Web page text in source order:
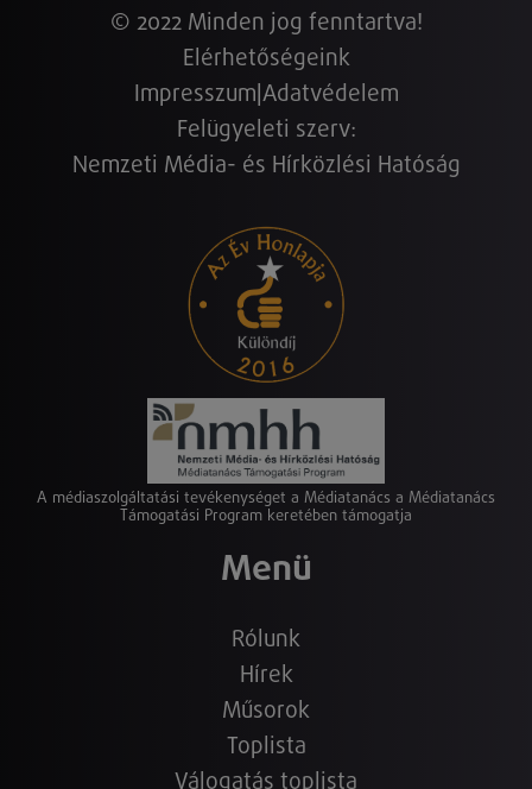
© 2022 Minden jog fenntartva!
Elérhetőségeink
Impresszum Adatvédelem
Felügyeleti szerv:
Nemzeti Média- és Hírközlési Hatóság
A médiaszolgáltatási tevékenységet a Médiatanács a Médiatanács
Támogatási Program keretében támogatja
Menü
Rólunk
Hírek
Műsorok
Toplista
Válogatás toplista